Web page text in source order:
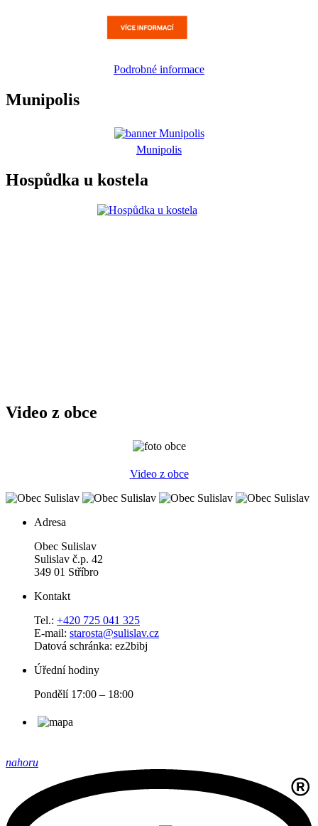
Podrobné informace
Munipolis
Munipolis
Hospůdka u kostela
Video z obce
Video z obce
Adresa
Obec Sulislav
Sulislav č.p. 42
349 01 Stříbro
Kontakt
Tel.: +420 725 041 325
E-mail: starosta@sulislav.cz
Datová schránka: ez2bibj
Úřední hodiny
Pondělí 17:00 – 18:00
nahoru